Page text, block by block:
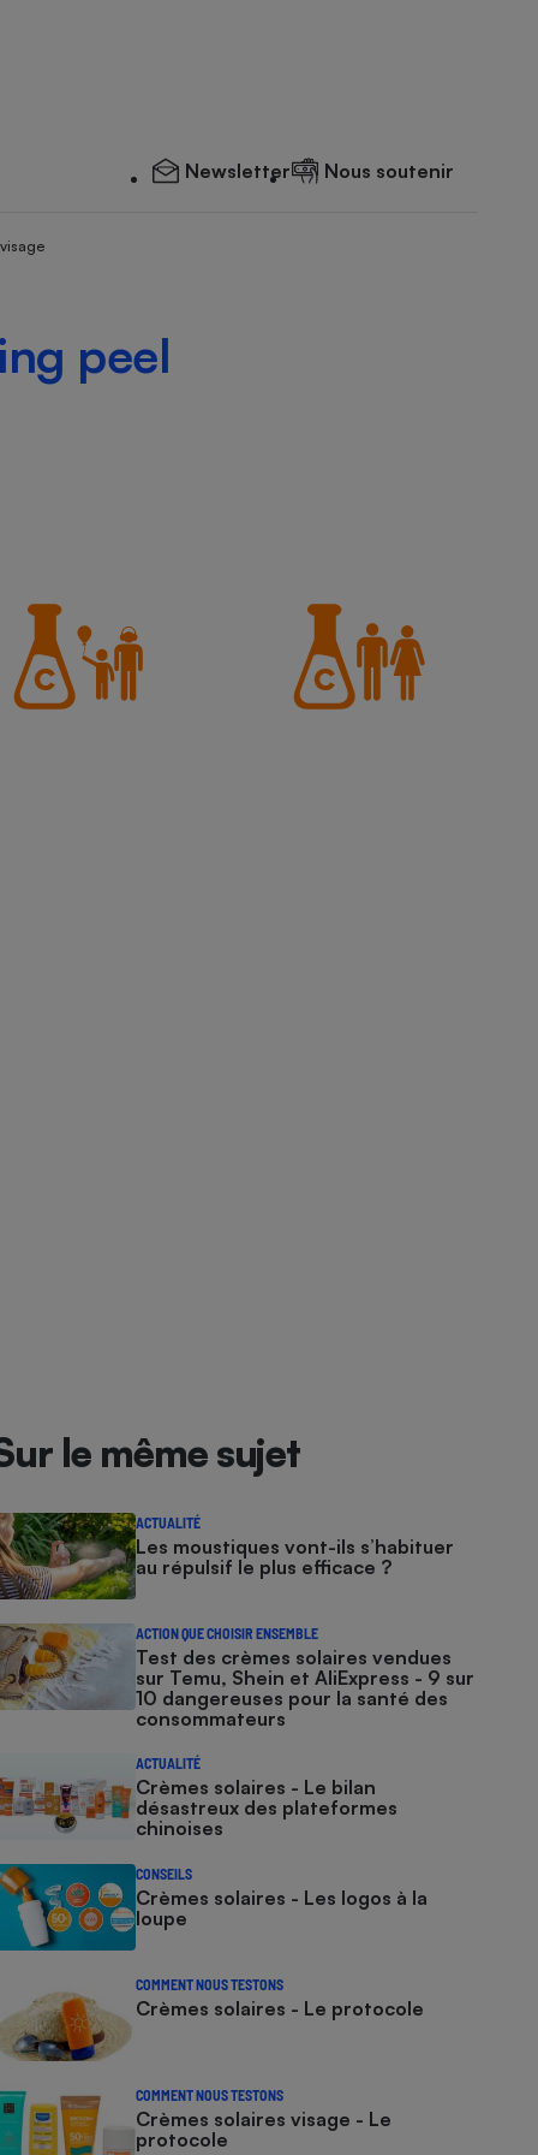
Newsletter Nous soutenir
peel
le même sujet
ACTUALITÉ
Les moustiques vont-ils s’habituer
au répulsif le plus efficace ?
ACTION QUE CHOISIR ENSEMBLE
Test des crèmes solaires vendues
sur Temu, Shein et AliExpress - 9 sur
10 dangereuses pour la santé des
consommateurs
ACTUALITÉ
Crèmes solaires - Le bilan
désastreux des plateformes
chinoises
CONSEILS
Crèmes solaires - Les logos à la
loupe
COMMENT NOUS TESTONS
Crèmes solaires - Le protocole
COMMENT NOUS TESTONS
Crèmes solaires visage - Le
protocole